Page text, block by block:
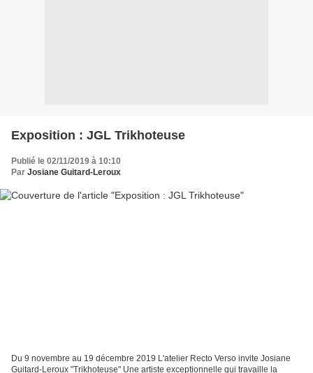
Exposition : JGL Trikhoteuse
Publié le 02/11/2019 à 10:10
Par Josiane Guitard-Leroux
Du 9 novembre au 19 décembre 2019 L'atelier Recto Verso invite Josiane
Guitard-Leroux "Trikhoteuse" Une artiste exceptionnelle qui travaille la